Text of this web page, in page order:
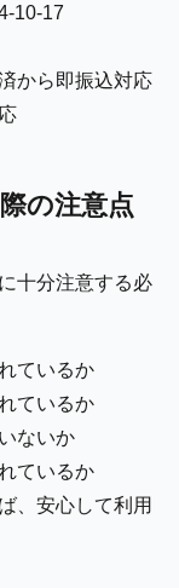
10-17
から即振込対応
の注意点
十分注意する必
ているか
ているか
ないか
ているか
、安心して利用